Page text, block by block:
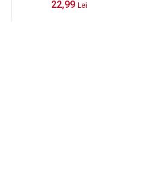
22,99 Lei